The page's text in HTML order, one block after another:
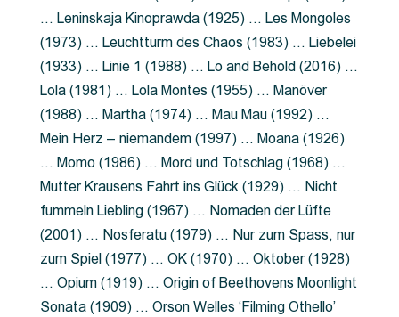
… Leninskaja Kinoprawda (1925) … Les Mongoles
(1973) … Leuchtturm des Chaos (1983) … Liebelei
(1933) … Linie 1 (1988) … Lo and Behold (2016) …
Lola (1981) … Lola Montes (1955) … Manöver
(1988) … Martha (1974) … Mau Mau (1992) …
Mein Herz – niemandem (1997) … Moana (1926)
… Momo (1986) … Mord und Totschlag (1968) …
Mutter Krausens Fahrt ins Glück (1929) … Nicht
fummeln Liebling (1967) … Nomaden der Lüfte
(2001) … Nosferatu (1979) … Nur zum Spass, nur
zum Spiel (1977) … OK (1970) … Oktober (1928)
… Opium (1919) … Origin of Beethovens Moonlight
Sonata (1909) … Orson Welles ‘Filming Othello’